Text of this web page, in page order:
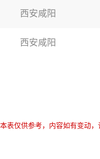
西安咸阳
西安咸阳
本表仅供参考，内容如有变动